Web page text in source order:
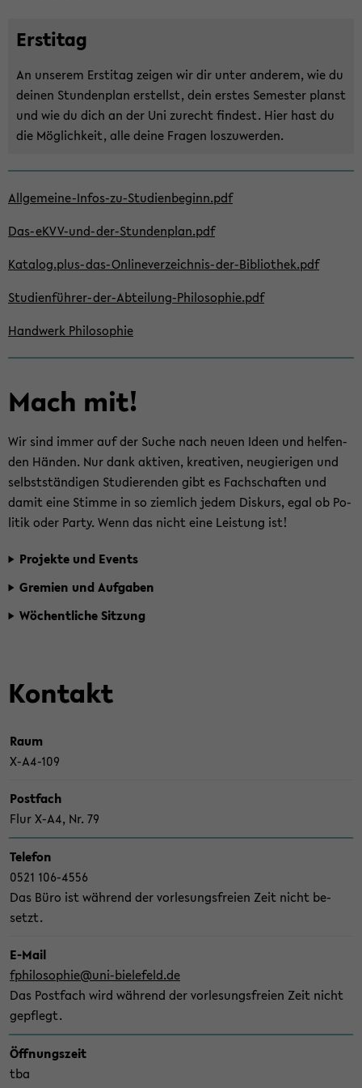
rek­
ten
Ge­
spräch
set­
wir
uns
die
lan­
der
Phi­
lo­
so­
phie
Haupt­
halt
der
ti­
wech­
seln
Allgemeine-​Infos-zu-Studienbeginn.pdf
Das-​eKVV-und-der-Stundenplan.pdf
Ka­ta­log.plus-​das-Onlineverzeichnis-der-Bibliothek.pdf
Studienführer-​der-Abteilung-Philosophie.pdf
Hand­werk Phi­lo­so­phie
Er­st­i­tag
An un­se­rem Er­st­i­tag zei­gen wir dir unter an­de­rem, wie du
dei­nen Stun­den­plan er­stellst, dein ers­tes Se­mes­ter planst
und wie du dich an der Uni zu­recht fin­dest. Hier hast du
die Mög­lich­keit, alle deine Fra­gen los­zu­wer­den.
Mach mit!
in­
der
Sek­
on
wech­
seln
Wir sind immer auf der Suche nach neuen Ideen und hel­fen­
den Hän­den. Nur dank ak­ti­ven, krea­ti­ven, neu­gie­ri­gen und
selbst­stän­di­gen Stu­die­ren­den gibt es Fach­schaf­ten und
damit eine Stim­me in so ziem­lich jedem Dis­kurs, egal ob Po­
li­tik oder Party. Wenn das nicht eine Leis­tung ist!
Pro­jek­te und Events
Gre­mi­en und Auf­ga­ben
Wö­chent­li­che Sit­zung
Kon­takt
Raum
X-​A4-109
Post­fach
Flur X-A4, Nr. 79
Te­le­fon
0521 106-​4556
Das Büro ist wäh­rend der vor­le­sungs­frei­en Zeit nicht be­
setzt.
E-​Mail
fphi­lo­so­phie@uni-​bielefeld.de
Das Post­fach wird wäh­rend der vor­le­sungs­frei­en Zeit nicht
ge­pflegt.
Öff­nungs­zeit
tba